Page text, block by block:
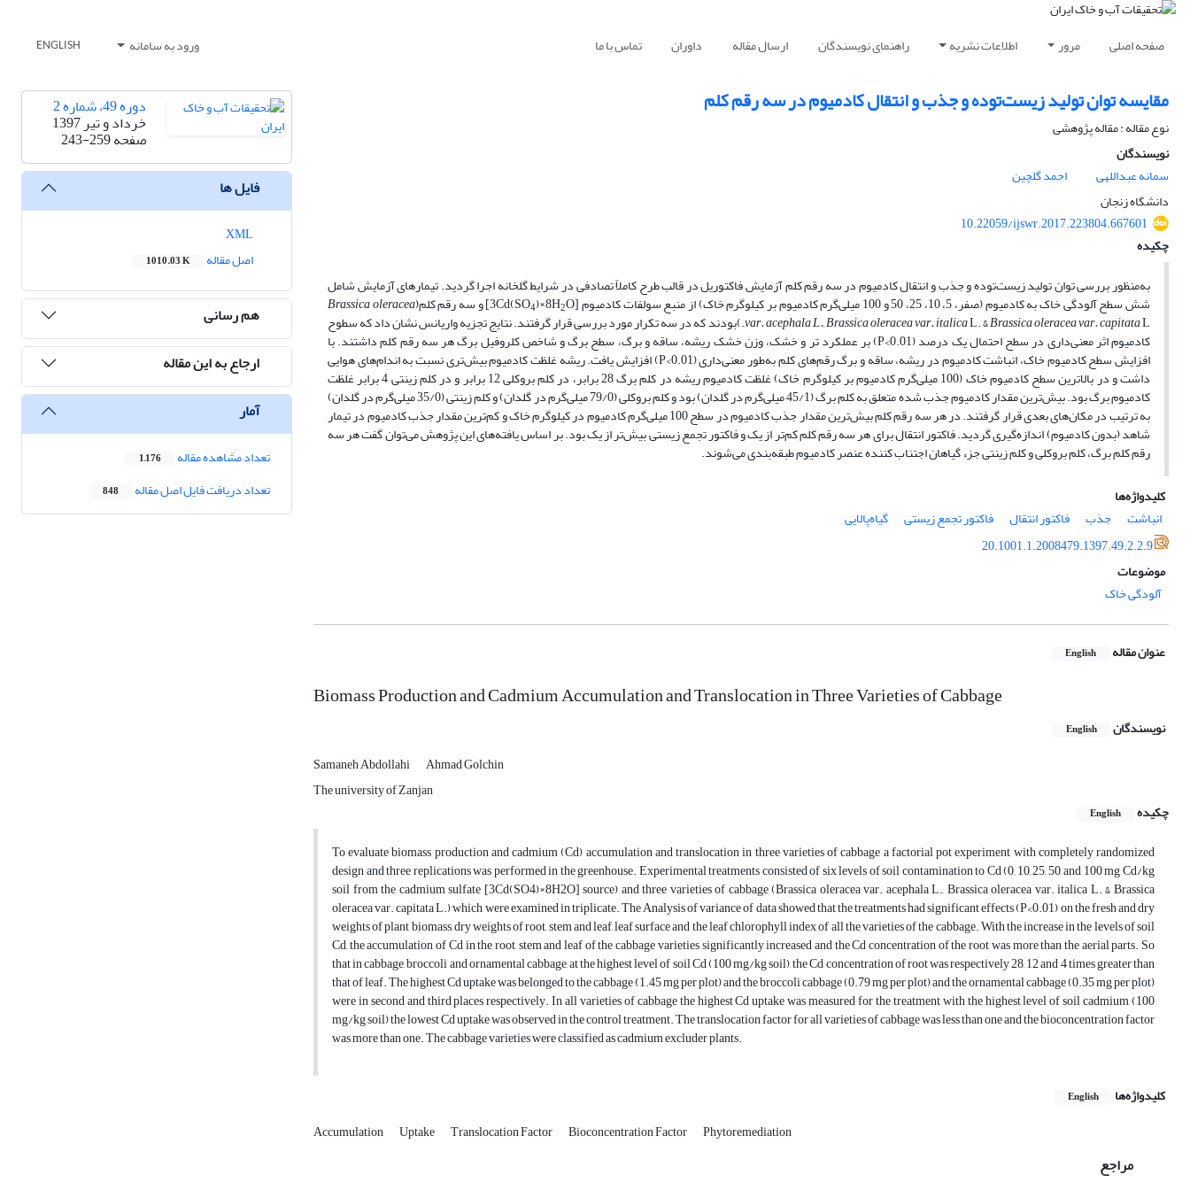
صفحه اصلی مرور اطلاعات نشریه راهنمای نویسندگان ارسال مقاله داوران تماس با ما ورود به سامانه ENGLISH
مقایسه توان تولید زیست‌توده و جذب و انتقال کادمیوم در سه رقم کلم
نوع مقاله : مقاله پژوهشی
نویسندگان
سمانه عبداللهی
احمد گلچین
دانشگاه زنجان
10.22059/ijswr.2017.223804.667601
چکیده
به‌منظور بررسی توان تولید زیست‌توده و جذب و انتقال کادمیوم در سه رقم کلم آزمایش فاکتوریل در قالب طرح کاملاً تصادفی در شرایط گلخانه اجرا گردید. تیمارهای آزمایش شامل
شش سطح آلودگی خاک به کادمیوم (صفر، 5، 10، 25، 50 و 100 میلی‌گرم کادمیوم بر کیلوگرم خاک) از منبع سولفات کادمیوم [3Cd(SO 4)×8H2O] و سه رقم کلم( Brassica oleracea
var. acephala L., Brassica oleracea var. italicaL. &Brassica oleracea var. capitata L.)بودند که در سه تکرار مورد بررسی قرار گرفتند. نتایج تجزیه واریانس نشان داد که سطوح
کادمیوم اثر معنی‌داری در سطح احتمال یک درصد (P<0.01) بر عملکرد تر و خشک، وزن خشک ریشه، ساقه و برگ، سطح برگ و شاخص کلروفیل برگ هر سه رقم کلم داشتند. با
افزایش سطح کادمیوم خاک، انباشت کادمیوم در ریشه، ساقه و برگ رقم‌های کلم به‌طور معنی‌داری (P<0.01) افزایش یافت. ریشه غلظت کادمیوم بیش‌تری نسبت به اندام‌های هوایی
داشت و در بالاترین سطح کادمیوم خاک (100 میلی‌گرم کادمیوم بر کیلوگرم خاک) غلظت کادمیوم ریشه در کلم برگ 28 برابر، در کلم بروکلی 12 برابر و در کلم زینتی 4 برابر غلظت
کادمیوم برگ بود. بیش‌ترین مقدار کادمیوم جذب شده متعلق به کلم برگ (45/1 میلی‌گرم در گلدان) بود و کلم بروکلی (79/0 میلی‌گرم در گلدان) و کلم زینتی (35/0 میلی‌گرم در گلدان)
به ترتیب در مکان‌های بعدی قرار گرفتند. در هر سه رقم کلم بیش‌ترین مقدار جذب کادمیوم در سطح 100 میلی‌گرم کادمیوم در کیلوگرم خاک و کم‌ترین مقدار جذب کادمیوم در تیمار
شاهد (بدون کادمیوم) اندازه‌گیری گردید. فاکتور انتقال برای هر سه رقم کلم کم‌تر از یک و فاکتور تجمع زیستی بیش‌تر از یک بود. بر اساس یافته‌های این پژوهش می‌توان گفت هر سه
رقم کلم برگ، کلم بروکلی و کلم زینتی جزء گیاهان اجتناب کننده عنصر کادمیوم طبقه‌بندی می‌شوند.
کلیدواژه‌ها
انباشت
جذب فاکتور انتقال فاکتور تجمع زیستی
گیاه‌پالایی
20.1001.1.2008479.1397.49.2.2.9
موضوعات
آلودگی خاک
عنوان مقاله English
Biomass Production and Cadmium Accumulation and Translocation in Three Varieties of Cabbage
نویسندگان English
Samaneh Abdollahi
Ahmad Golchin
The university of Zanjan
چکیده
English
To evaluate biomass production and cadmium (Cd) accumulation and translocation in three varieties of cabbage a factorial pot experiment with completely randomized
design and three replications was performed in the greenhouse. Experimental treatments consisted of six levels of soil contamination to Cd (0, 10, 25, 50, and 100 mg Cd/kg
soil from the cadmium sulfate [3Cd(SO4)×8H2O] source) and three varieties of cabbage (Brassica oleracea var. acephala L., Brassica oleracea var. italica L. & Brassica
oleracea var. capitata L.) which were examined in triplicate. The Analysis of variance of data showed that the treatments had significant effects (P<0.01) on the fresh and dry
weights of plant biomass, dry weights of root, stem and leaf, leaf surface and the leaf chlorophyll index of all the varieties of the cabbage. With the increase in the levels of soil
Cd, the accumulation of Cd in the root, stem and leaf of the cabbage varieties significantly increased and the Cd concentration of the root was more than the aerial parts. So
that in cabbage, broccoli and ornamental cabbage, at the highest level of soil Cd (100 mg/kg soil), the Cd concentration of root was respectively 28, 12 and 4 times greater than
that of leaf. The highest Cd uptake was belonged to the cabbage (1.45 mg per plot) and the broccoli cabbage (0.79 mg per plot) and the ornamental cabbage (0.35 mg per plot)
were in second and third places respectively. In all varieties of cabbage the highest Cd uptake was measured for the treatment with the highest level of soil cadmium (100
mg/kg soil) the lowest Cd uptake was observed in the control treatment. The translocation factor for all varieties of cabbage was less than one and the bioconcentration factor
was more than one. The cabbage varieties were classified as cadmium excluder plants.
کلیدواژه‌ها English
Accumulation Uptake Translocation Factor Bioconcentration Factor Phytoremediation
مراجع
دوره 49، شماره 2
خرداد و تیر 1397
صفحه243-259
فایل ها
اصل مقاله
1010.03 K
هم رسانی
ارجاع به این مقاله
آمار
تعداد مشاهده مقاله 1,176
تعداد دریافت فایل اصل مقاله 848